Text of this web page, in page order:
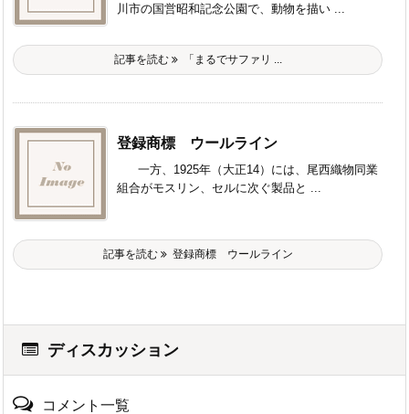
川市の国営昭和記念公園で、動物を描い ...
記事を読む 「まるでサファリ ...
登録商標 ウールライン
一方、1925年（大正14）には、尾西織物同業
組合がモスリン、セルに次ぐ製品と ...
記事を読む 登録商標 ウールライン
ディスカッション
コメント一覧